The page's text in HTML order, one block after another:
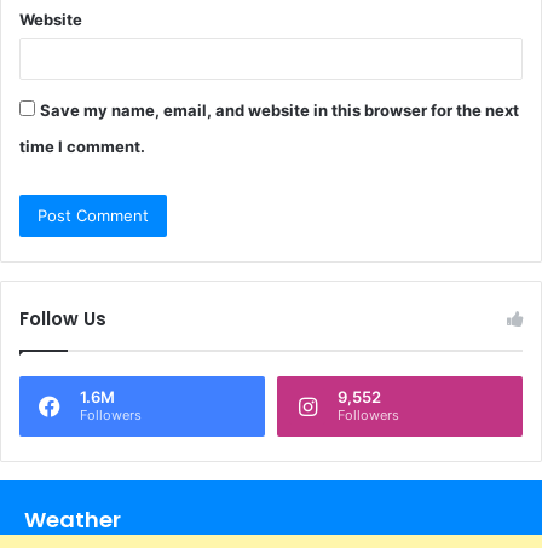
Website
Save my name, email, and website in this browser for the next
time I comment.
Follow Us
1.6M
Followers
9,552
Followers
Weather